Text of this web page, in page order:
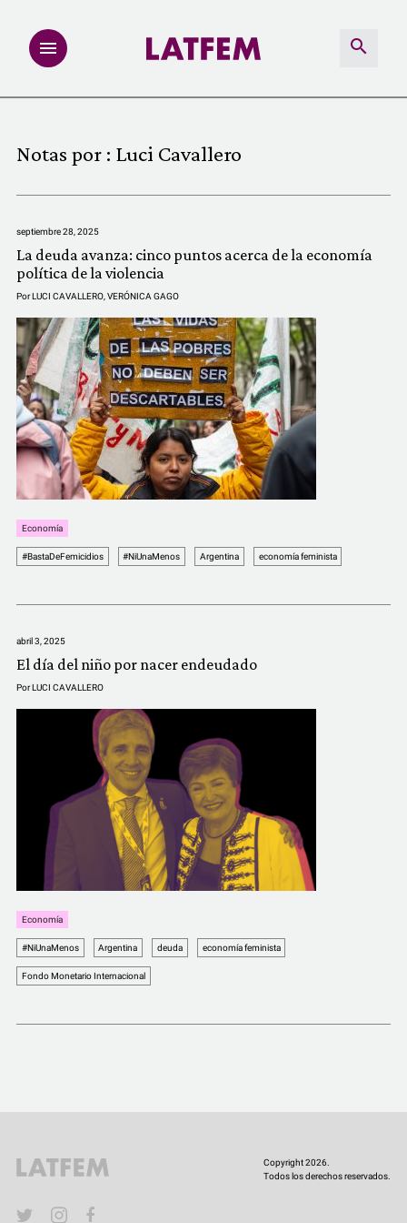
INVESTIGACIONES
REDACCIÓN ABIERTA
LATFEMLAB.
PRODUCTOS
COMUNIDAD
QUIÉNES SOMOS
Notas por : Luci Cavallero
septiembre 28, 2025
La deuda avanza: cinco puntos acerca de la economía
política de la violencia
PorLUCI CAVALLERO VERÓNICA GAGO
Economía
#BastaDeFemicidios #NiUnaMenos Argentina economía feminista
abril 3, 2025
El día del niño por nacer endeudado
PorLUCI CAVALLERO
Economía
#NiUnaMenos Argentina deuda economía feminista
Fondo Monetario Internacional
Copyright 2026.
Todos los derechos reservados.